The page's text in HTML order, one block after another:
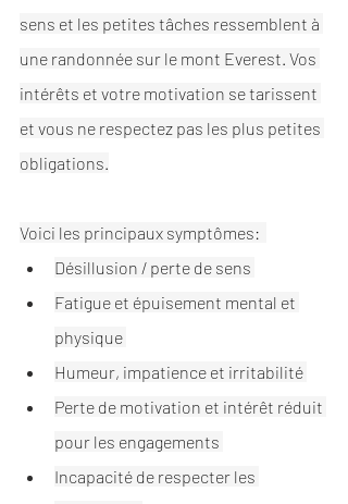
sens et les petites tâches ressemblent à
une randonnée sur le mont Everest. Vos
intérêts et votre motivation se tarissent
et vous ne respectez pas les plus petites
obligations.
Voici les principaux symptômes:
Désillusion / perte de sens
Fatigue et épuisement mental et
physique
Humeur, impatience et irritabilité
Perte de motivation et intérêt réduit
pour les engagements
Incapacité de respecter les